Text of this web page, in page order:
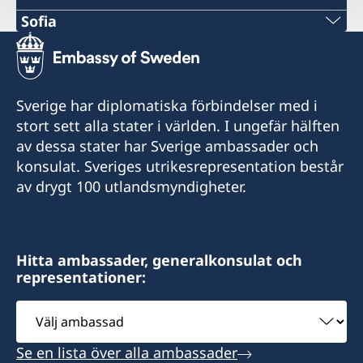
Sofia
TELEFONNUMMER
+359 2 4177178
E-POSTADRESS
sofia.swecons@consulateofsweden.eu
Honorary Consulate General of Sweden
Visits to the Honorary Consulate are by
Sverige har diplomatiska förbindelser med i
stort sett alla stater i världen. I ungefär hälften
av dessa stater har Sverige ambassader och
konsulat. Sveriges utrikesrepresentation består
av drygt 100 utlandsmyndigheter.
Hitta ambassader, generalkonsulat och
representationer:
Välj
ambassad
Se en lista över alla ambassader